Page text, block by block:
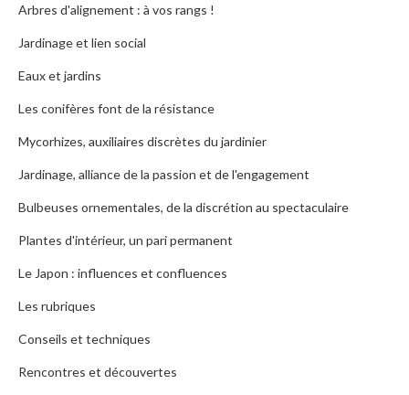
Arbres d'alignement : à vos rangs !
Jardinage et lien social
Eaux et jardins
Les conifères font de la résistance
Mycorhizes, auxiliaires discrètes du jardinier
Jardinage, alliance de la passion et de l'engagement
Bulbeuses ornementales, de la discrétion au spectaculaire
Plantes d'intérieur, un pari permanent
Le Japon : influences et confluences
Les rubriques
Conseils et techniques
Rencontres et découvertes